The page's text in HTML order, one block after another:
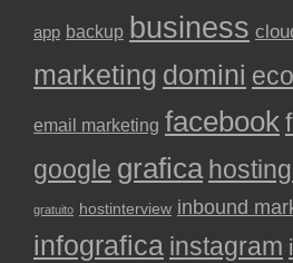
app backup business
marketing domini
email marketing facebook
google grafica
gratuito hostinterview inbound
infografica instagram